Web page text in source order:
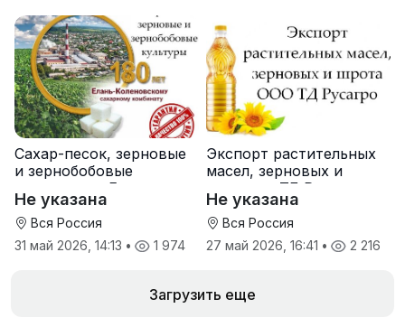
Сахар-песок, зерновые
и зернобобовые
культуры от Елань-
Коленовский СЗ
Не указана
Вся Россия
31 май 2026, 14:13 • 1 974
Экспорт растительных
масел, зерновых и
шрота от ТД Русагро
Не указана
Вся Россия
27 май 2026, 16:41 • 2 216
Загрузить еще